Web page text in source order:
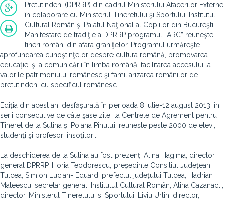
Pretutindeni (DPRRP) din cadrul Ministerului Afacerilor Externe
în colaborare cu Ministerul Tineretului şi Sportului, Institutul
Cultural Român şi Palatul Naţional al Copiilor din Bucureşti.
Manifestare de tradiţie a DPRRP programul „ARC” reuneşte
tineri români din afara graniţelor. Programul urmăreşte
aprofundarea cunoştinţelor despre cultura română, promovarea
educaţiei şi a comunicării în limba română, facilitarea accesului la
valorile patrimoniului românesc şi familiarizarea românilor de
pretutindeni cu specificul românesc.
Ediția din acest an, desfășurată în perioada 8 iulie-12 august 2013, în
serii consecutive de câte şase zile, la Centrele de Agrement pentru
Tineret de la Sulina şi Poiana Pinului, reunește peste 2000 de elevi,
studenţi şi profesori însoţitori.
La deschiderea de la Sulina au fost prezenți Alina Hagima, director
general DPRRP, Horia Teodorescu, preşedinte Consiliul Județean
Tulcea; Simion Lucian- Eduard, prefectul județului Tulcea; Hadrian
Mateescu, secretar general, Institutul Cultural Român; Alina Cazanacli,
director, Ministerul Tineretului si Sportului; Liviu Urlih, director,